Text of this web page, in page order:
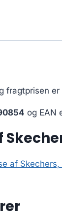
fragtprisen er
og EAN
af